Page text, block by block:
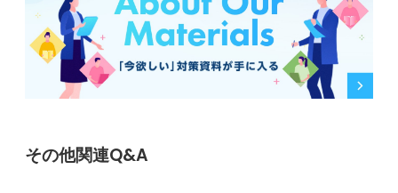
その他関連Q&A